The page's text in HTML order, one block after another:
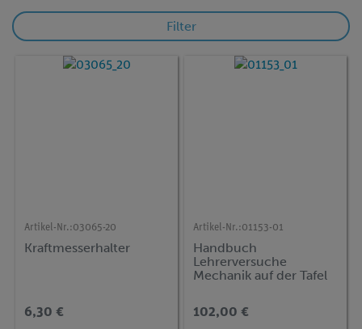
Filter
Artikel-Nr.:03065-20
Kraftmesserhalter
6,30 €
Artikel-Nr.:01153-01
Handbuch
Lehrerversuche
Mechanik auf der Tafel
102,00 €